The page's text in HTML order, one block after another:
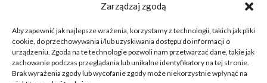
Zarządzaj zgodą
Aby zapewnić jak najlepsze wrażenia, korzystamy z technologii, takich jak pliki
cookie, do przechowywania i/lub uzyskiwania dostępu do informacji o
urządzeniu. Zgoda na te technologie pozwoli nam przetwarzać dane, takie jak
zachowanie podczas przeglądania lub unikalne identyfikatory na tej stronie.
Brak wyrażenia zgody lub wycofanie zgody może niekorzystnie wpłynąć na